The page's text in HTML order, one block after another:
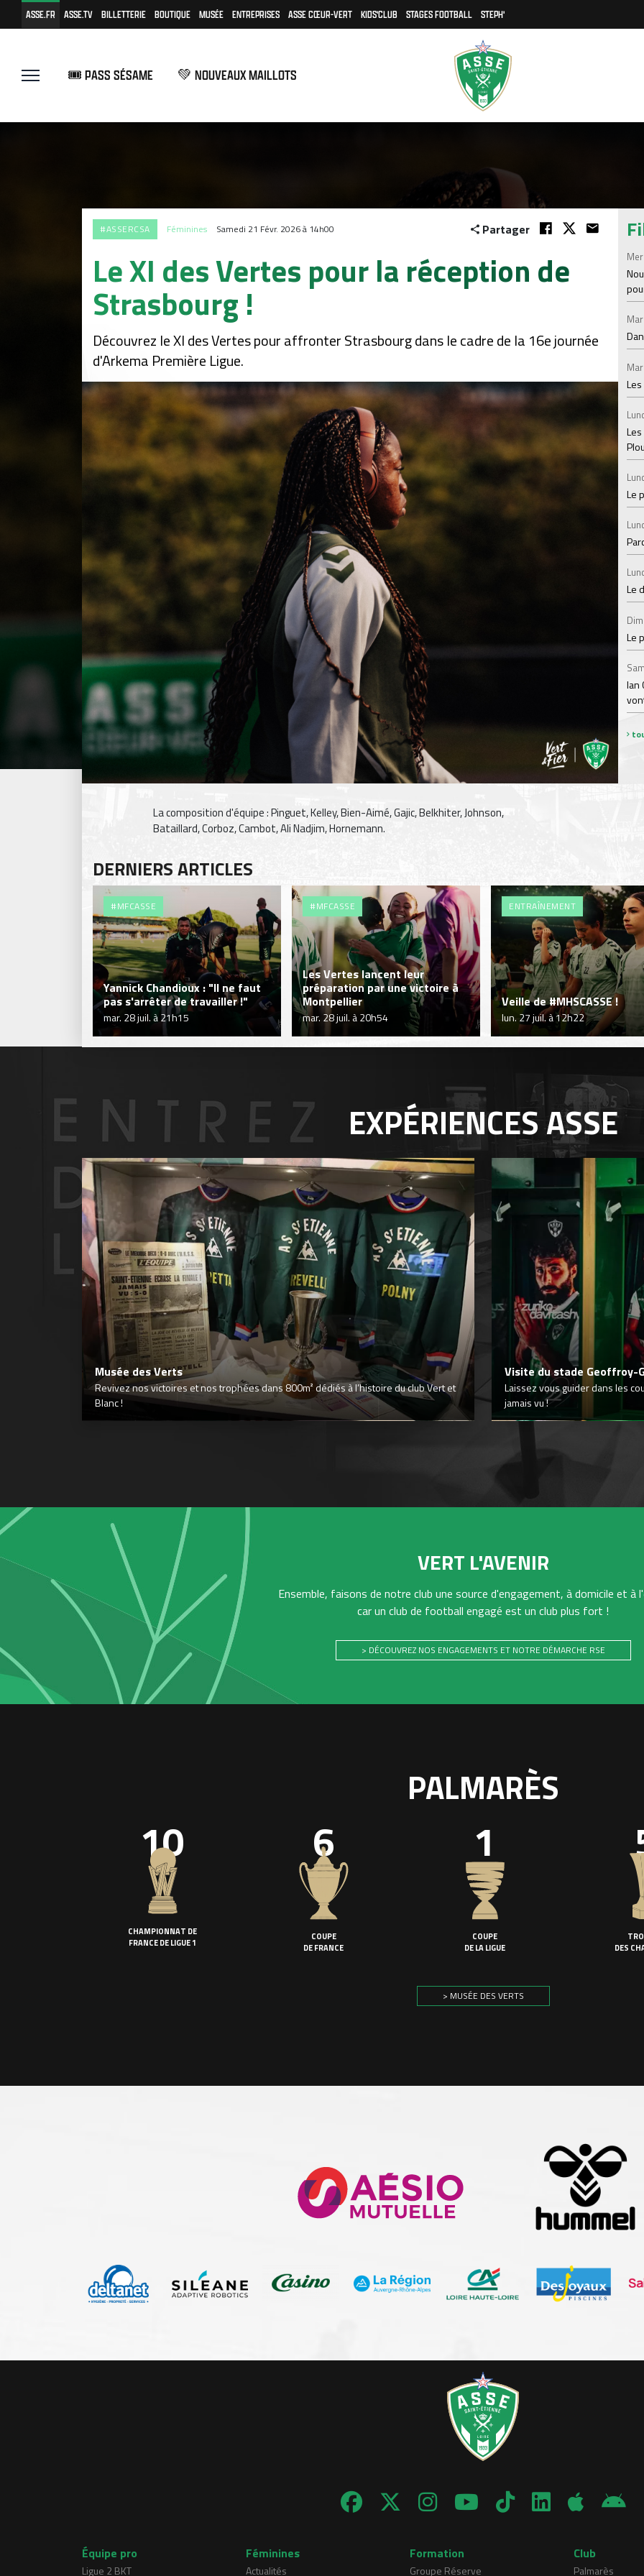
ASSE.FR ASSE.TV BILLETTERIE BOUTIQUE MUSÉE ENTREPRISES ASSE CŒUR-VERT KIDS'CLUB STAGES FOOTBALL STEPH'
🎟️ PASS SÉSAME 💚 NOUVEAUX MAILLOTS
#ASSERCSA Féminines Samedi 21 Févr. 2026 à 14h00 Partager
Le XI des Vertes pour la réception de
Strasbourg !
Découvrez le XI des Vertes pour affronter Strasbourg dans le cadre de la 16e journée
d'Arkema Première Ligue.
La composition d'équipe : Pinguet, Kelley, Bien-Aimé, Gajic, Belkhiter, Johnson,
Bataillard, Corboz, Cambot, Ali Nadjim, Hornemann.
Le
Le
Le
Ian
DERNIERS ARTICLES
#MFCASSE
Yannick Chandioux : "Il ne faut
pas s'arrêter de travailler !"
mar. 28 juil. à 21h15
#MFCASSE
Les Vertes lancent leur
préparation par une victoire à
Montpellier
mar. 28 juil. à 20h54
ENTRAÎNEMENT
Veille de #MHSCASSE !
lun. 27 juil. à 12h22
EXPÉRIENCESASSE
Musée des Verts
Revivez nos victoires et nos trophées dans 800m² dédiés à l’histoire du club Vert et
Blanc !
Visite du stade Geoffroy-
Laissez vous guider dans les
jamais vu !
VERT L'AVENIR
Ensemble, faisons de notre club une source d'engagement, à domicile et à
car un club de football engagé est un club plus fort !
> DÉCOUVREZ NOS ENGAGEMENTS ET NOTRE DÉMARCHE RSE
PALMARÈS
10
CHAMPIONNAT DE
FRANCE DE LIGUE 1
6
COUPE
DE FRANCE
1
COUPE
DE LA LIGUE
DES
> MUSÉE DES VERTS
Équipe pro
Ligue 2 BKT
Féminines
Actualités
Formation
Groupe Réserve
Club
Palmarès